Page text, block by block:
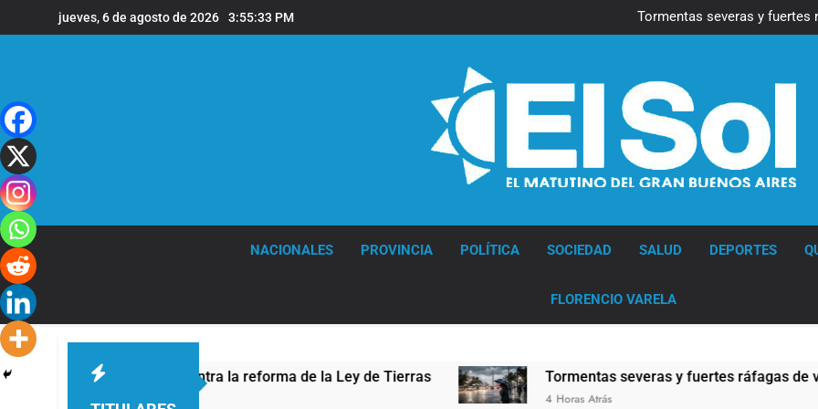
al
jueves, 6 de agosto de 2026 3:55:34 PM
Tormentas severas y fuertes
Senado debate el
Tormentas severas y fuertes
Senado debate el
Día del Cirujano Torácico:
NACIONALES PROVINCIA POLÍTICA SOCIEDAD SALUD DEPORTES
FLORENCIO VARELA
protesta contra la reforma de la Ley de Tierras Tormentas severas y fuertes ráfagas de viento: más de
4 Horas Atrás